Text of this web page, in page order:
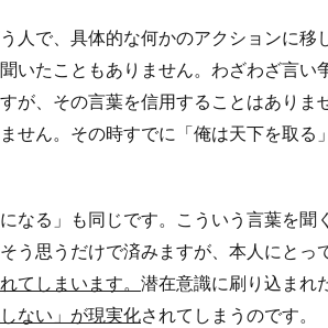
人で、具体的な何かのアクションに
いたこともありません。わざわざ言
が、その言葉を信用することはあり
せん。その時すでに「俺は天下を取る
なる」も同じです。こういう言葉を
う思うだけで済みますが、本人にとっ
てしまいます。 潜在意識に刷り込まれ
ない」が現実化されてしまうのです。